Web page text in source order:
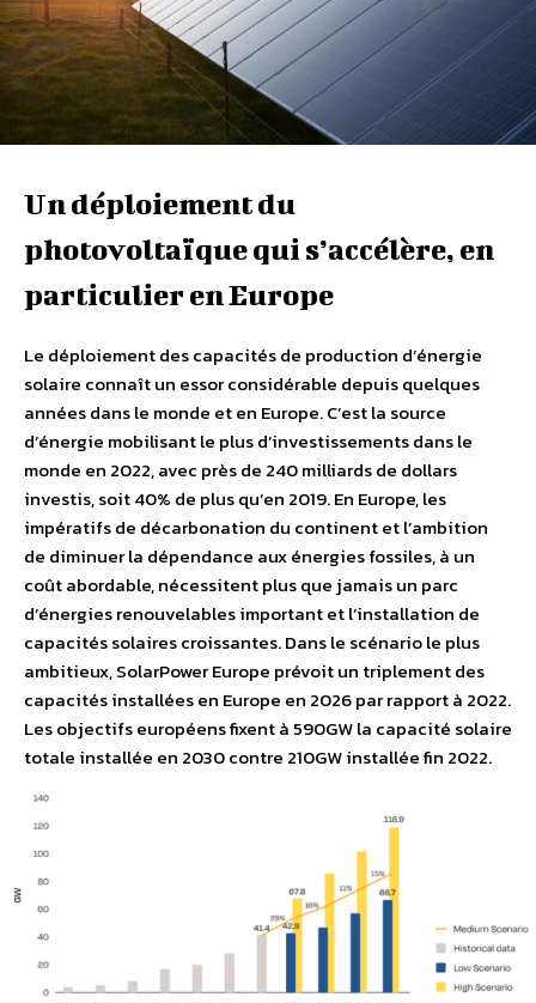
Un déploiement du
photovoltaïque qui s’accélère, en
particulier en Europe
Le déploiement des capacités de production d’énergie
solaire connaît un essor considérable depuis quelques
années dans le monde et en Europe. C’est la source
d’énergie mobilisant le plus d’investissements dans le
monde en 2022, avec près de 240 milliards de dollars
investis, soit 40% de plus qu’en 2019. En Europe, les
impératifs de décarbonation du continent et l’ambition
de diminuer la dépendance aux énergies fossiles, à un
coût abordable, nécessitent plus que jamais un parc
d’énergies renouvelables important et l’installation de
capacités solaires croissantes. Dans le scénario le plus
ambitieux, SolarPower Europe prévoit un triplement des
capacités installées en Europe en 2026 par rapport à 2022.
Les objectifs européens fixent à 590GW la capacité solaire
totale installée en 2030 contre 210GW installée fin 2022.